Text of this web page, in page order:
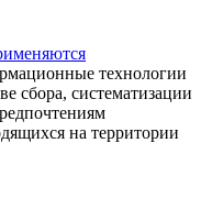
технологии
сбора, систематизации
на территории